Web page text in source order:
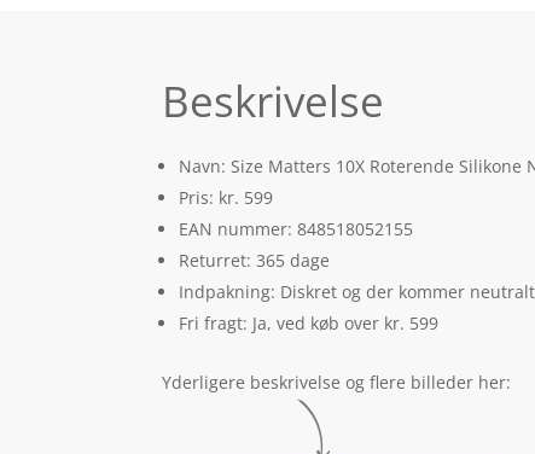
Beskrivelse
Navn: Size Matters 10X Roterende Silikone
Pris: kr. 599
EAN nummer: 848518052155
Returret: 365 dage
Indpakning: Diskret og der kommer
Fri fragt: Ja, ved køb over kr. 599
Yderligere beskrivelse og flere billeder her: